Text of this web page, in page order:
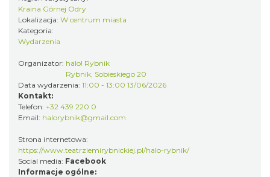
XXVI Powiatowy Rajd Rowerowy
Wodzisław Śląski
11.19 km
Kraina Górnej Odry
Lokalizacja: W centrum miasta
Kategoria:
Wydarzenia
Organizator: halo! Rybnik
Rybnik, Sobieskiego 20
Data wydarzenia: 11:00 - 13:00 13/06/2026
Kontakt:
Telefon: +32 439 220 0
Email: halorybnik@gmail.com
Strona internetowa:
https://www.teatrziemirybnickiej.pl/halo-rybnik/
Social media: Facebook
Informacje ogólne: